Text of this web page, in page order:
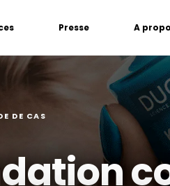
Presse A
DE CAS